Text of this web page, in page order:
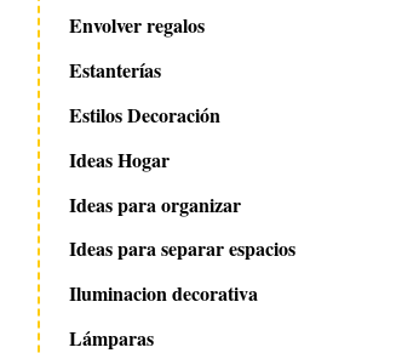
Envolver regalos
Estanterías
Estilos Decoración
Ideas Hogar
Ideas para organizar
Ideas para separar espacios
Iluminacion decorativa
Lámparas